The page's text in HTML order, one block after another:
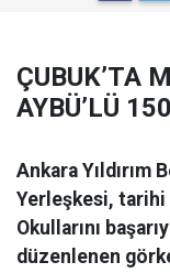
ÇUBUK’TA
AYBÜ’LÜ
Ankara Yıldırım
Yerleşkesi, tarihi
Okullarını
düzenlenen